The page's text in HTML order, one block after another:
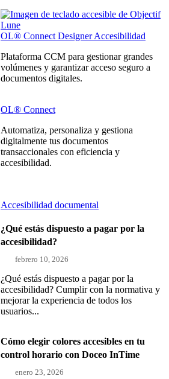
OL® Connect Designer Accesibilidad
Plataforma CCM para gestionar grandes
volúmenes y garantizar acceso seguro a
documentos digitales.
OL® Connect
Automatiza, personaliza y gestiona
digitalmente tus documentos
transaccionales con eficiencia y
accesibilidad.
Accesibilidad documental
¿Qué estás dispuesto a pagar por la
accesibilidad?
febrero 10, 2026
¿Qué estás dispuesto a pagar por la
accesibilidad? Cumplir con la normativa y
mejorar la experiencia de todos los
usuarios...
Cómo elegir colores accesibles en tu
control horario con Doceo InTime
enero 23, 2026